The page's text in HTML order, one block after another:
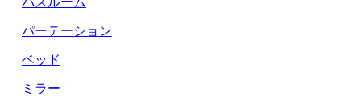
パーテーション
ベッド
ミラー